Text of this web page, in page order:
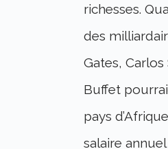
richesses.
des
Gates,
Buffet
pays
salaire annuel